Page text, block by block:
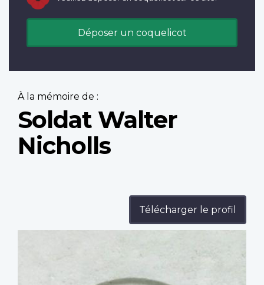
Déposer un coquelicot
À la mémoire de :
Soldat Walter
Nicholls
Télécharger le profil